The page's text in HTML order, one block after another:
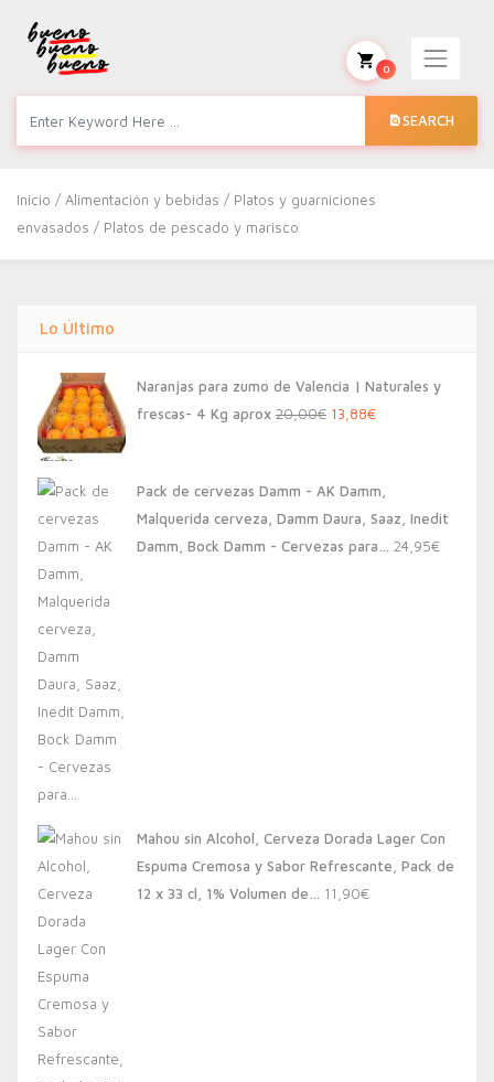
SEARCH
0
Inicio /Alimentación y bebidas / Platos y guarniciones
envasados / Platos de pescado y marisco
Lo Último
Naranjas para zumo de Valencia | Naturales y
frescas- 4 Kg aprox 20,00€ El
era:
20,00€.
13,88€El
es:
13,88€.
Pack de cervezas Damm - AK Damm,
Malquerida cerveza, Damm Daura, Saaz, Inedit
Damm, Bock Damm - Cervezas para… 24,95€
Mahou sin Alcohol, Cerveza Dorada Lager Con
Espuma Cremosa y Sabor Refrescante, Pack de
12 x 33 cl, 1% Volumen de… 11,90€